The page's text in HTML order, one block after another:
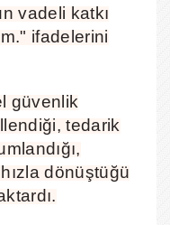
vadeli katkı
ifadelerini
güvenlik
tedarik
dönüştüğü